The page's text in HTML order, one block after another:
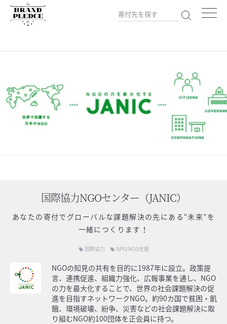
国際協力NGOセンター（JANIC）
あなたの寄付で グローバルな課題解決の先にある“未来”を
一緒につくります！
local_offer 国際協力 local_offer NPO/NGO支援
NGOの知見の共有を目的に1987年に設立。政策提
言、連携促進、組織力強化、広報事業を通し、NGO
の力を最大化することで、世界の社会課題解決の促
進を目指すネットワークNGO。約90カ国で貧困・飢
餓、環境破壊、紛争、災害などの社会課題解決に取
り組むNGO約100団体を正会員に持つ。